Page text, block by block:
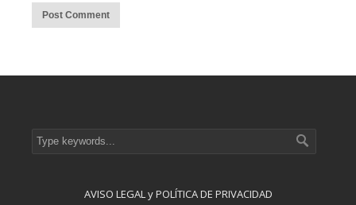
AVISO LEGAL y POLÍTICA DE PRIVACIDAD